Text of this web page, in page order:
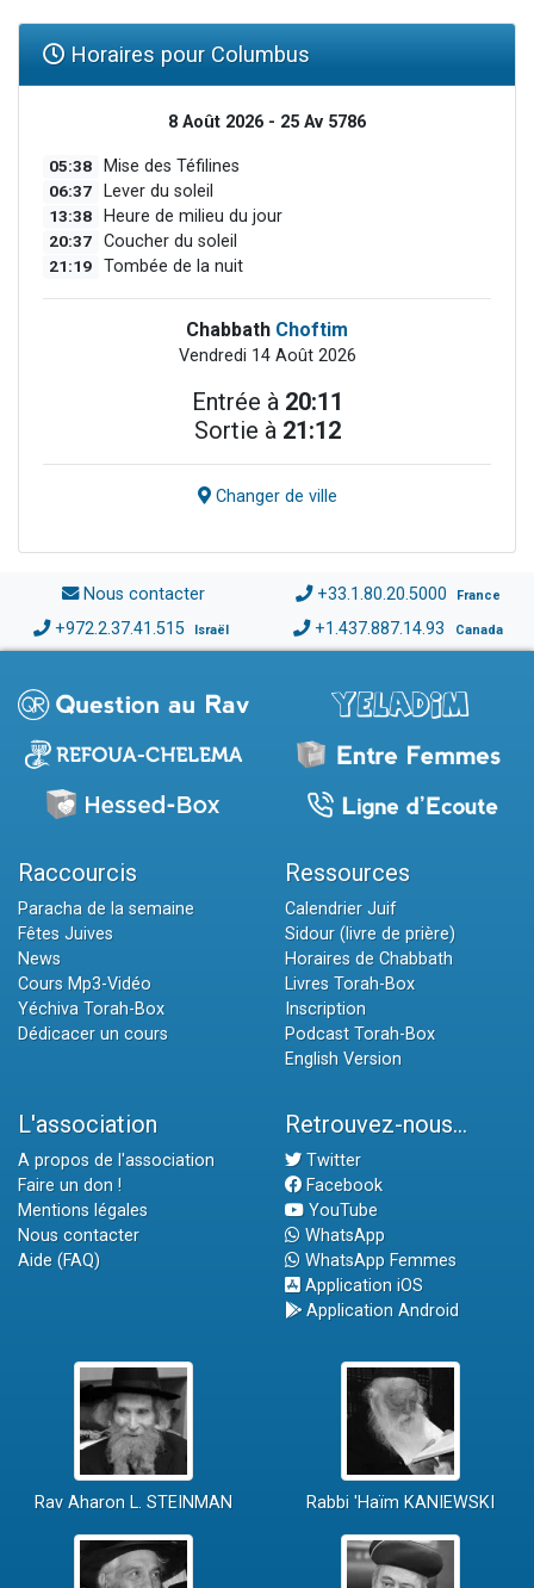
Horaires pour Columbus
8 Août 2026 - 25 Av 5786
05:38 Mise des Téfilines
06:37 Lever du soleil
13:38 Heure de milieu du jour
20:37 Coucher du soleil
21:19 Tombée de la nuit
Chabbath Choftim
Vendredi 14 Août 2026
Entrée à 20:11
Sortie à 21:12
Changer de ville
Nous contacter +33.1.80.20.5000 France
+972.2.37.41.515 Israël +1.437.887.14.93 Canada
Raccourcis
Paracha de la semaine
Fêtes Juives
News
Cours Mp3-Vidéo
Yéchiva Torah-Box
Dédicacer un cours
Ressources
Calendrier Juif
Sidour (livre de prière)
Horaires de Chabbath
Livres Torah-Box
Inscription
Podcast Torah-Box
English Version
L'association
A propos de l'association
Faire un don !
Mentions légales
Nous contacter
Aide (FAQ)
Retrouvez-nous...
Twitter
Facebook
YouTube
WhatsApp
WhatsApp Femmes
Application iOS
Application Android
Rav Aharon L. STEINMAN Rabbi 'Haïm KANIEWSKI